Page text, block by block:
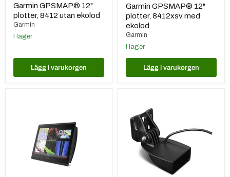
Garmin GPSMAP® 12"
plotter, 8412 utan ekolod
Garmin
I lager
Lägg i varukorgen
pris
Garmin GPSMAP® 12"
plotter, 8412xsv med
ekolod
Garmin
I lager
Lägg i varukorgen
Givare